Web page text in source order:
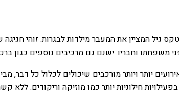
משפחתו וחבריו. ישנם גם מרכיבים נוספים כגון
יותר ויותר מורכבים שיכולים לכלול כל
חילוניות יותר כמו מוזיקה וריקודים.